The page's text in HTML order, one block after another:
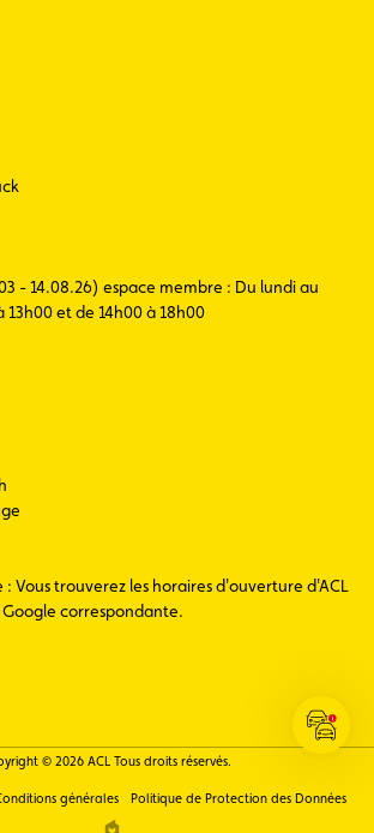
- 14.08.26) espace membre : Du lundi au
et de 14h00 à 18h00
Vous trouverez les horaires d'ouverture d'ACL
correspondante.
© 2026 ACL Tous droits réservés.
générales Politique de Protection des Données
Ouvrir